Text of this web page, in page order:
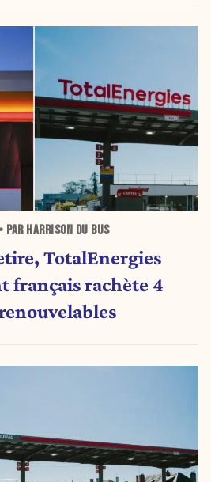
PAR HARRISON DU BUS
TotalEnergies
français rachète 4